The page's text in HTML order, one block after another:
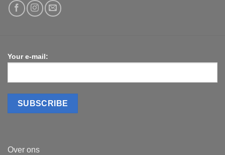
Your e-mail:
Over ons